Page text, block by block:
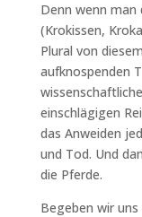
Denn wenn man
(Krokissen,
Plural von
aufknospenden
einschlägigen
das Anweiden
und Tod. Und
die Pferde.
Begeben wir